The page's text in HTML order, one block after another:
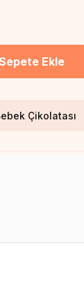
Ekle
Çikolatası